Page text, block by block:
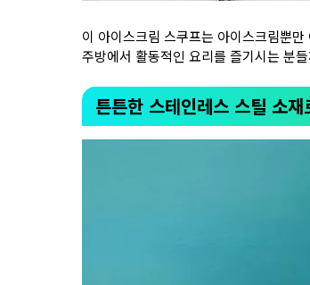
이 아이스크림 스쿠프는 아이스크림뿐만
주방에서 활동적인 요리를 즐기시는 분
튼튼한 스테인레스 스틸 소